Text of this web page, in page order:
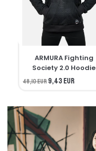
ARMURA Fighting
Society 2.0 Hoodie
48,10 EUR9,43 EUR